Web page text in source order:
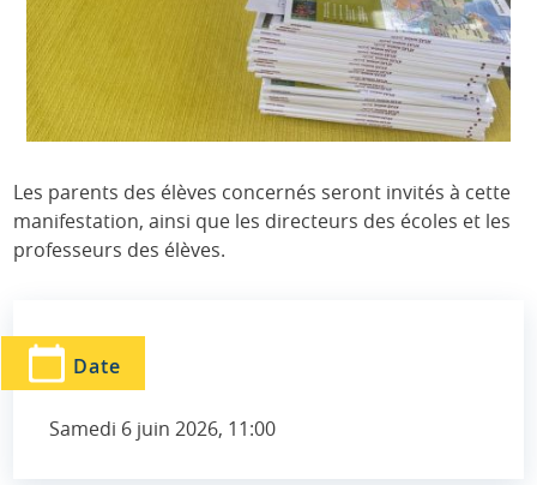
Les parents des élèves concernés seront invités à cette
manifestation, ainsi que les directeurs des écoles et les
professeurs des élèves.
Date
Samedi 6 juin 2026, 11:00